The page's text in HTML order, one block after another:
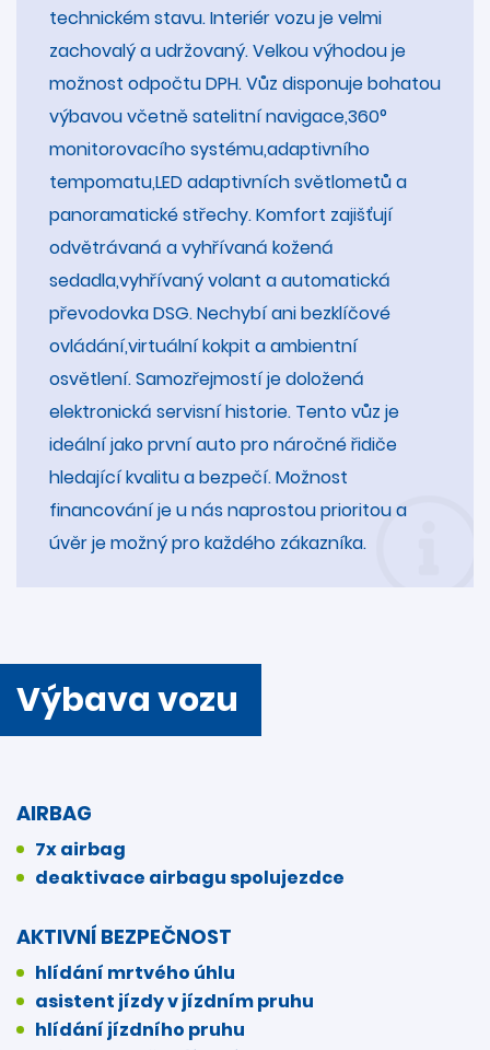
technickém stavu. Interiér vozu je velmi
zachovalý a udržovaný. Velkou výhodou je
možnost odpočtu DPH. Vůz disponuje bohatou
výbavou včetně satelitní navigace,360°
monitorovacího systému,adaptivního
tempomatu,LED adaptivních světlometů a
panoramatické střechy. Komfort zajišťují
odvětrávaná a vyhřívaná kožená
sedadla,vyhřívaný volant a automatická
převodovka DSG. Nechybí ani bezklíčové
ovládání,virtuální kokpit a ambientní
osvětlení. Samozřejmostí je doložená
elektronická servisní historie. Tento vůz je
ideální jako první auto pro náročné řidiče
hledající kvalitu a bezpečí. Možnost
financování je u nás naprostou prioritou a
úvěr je možný pro každého zákazníka.
Výbava vozu
AIRBAG
7x airbag
deaktivace airbagu spolujezdce
AKTIVNÍ BEZPEČNOST
hlídání mrtvého úhlu
asistent jízdy v jízdním pruhu
hlídání jízdního pruhu